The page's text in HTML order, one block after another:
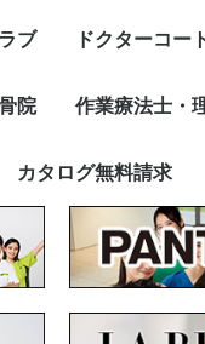
ブ
ース
用
ー別
ドクターコー
メンズ
レディース
メーカー別
トップス
パンツ
FOLK
PANTONE
RISERVA（リゼルヴ
Dickies
Wacoal
Mizuno
UNITE
HANECTONE（ハネク
en joie（アン ジョ
サーヴォ
WHISEL
RISERVA（リゼルヴ
院
ンツ トッ
パンツ
ム FOLK
Dickies
Wacoal
Mizuno
UNITE
en
サー
作業療法士・
スクラブ・パ
ケーシー
インナー
カーディガン
その他アイテム
メーカー別
カタログ無料請求